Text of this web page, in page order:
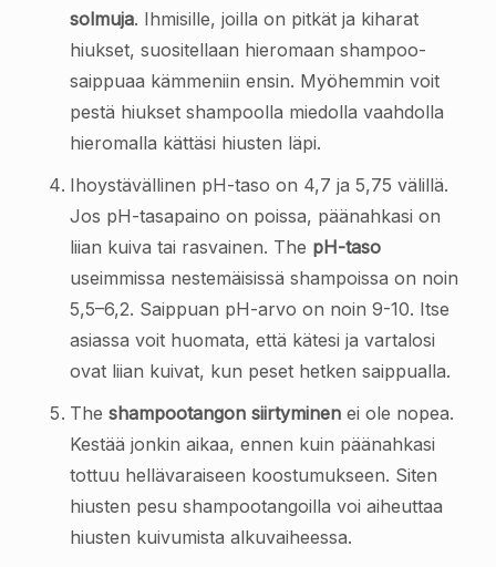
solmuja. Ihmisille, joilla on pitkät ja kiharat
hiukset, suositellaan hieromaan shampoo-
saippuaa kämmeniin ensin. Myöhemmin voit
pestä hiukset shampoolla miedolla vaahdolla
hieromalla kättäsi hiusten läpi.
Ihoystävällinen pH-taso on 4,7 ja 5,75 välillä.
Jos pH-tasapaino on poissa, päänahkasi on
liian kuiva tai rasvainen. The pH-taso
useimmissa nestemäisissä shampoissa on noin
5,5–6,2. Saippuan pH-arvo on noin 9-10. Itse
asiassa voit huomata, että kätesi ja vartalosi
ovat liian kuivat, kun peset hetken saippualla.
The shampootangon siirtyminen ei ole nopea.
Kestää jonkin aikaa, ennen kuin päänahkasi
tottuu hellävaraiseen koostumukseen. Siten
hiusten pesu shampootangoilla voi aiheuttaa
hiusten kuivumista alkuvaiheessa.